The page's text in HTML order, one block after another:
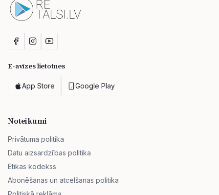
E-avīzes lietotnes
App Store Google Play
Noteikumi
Privātuma politika
Datu aizsardzības politika
Ētikas kodekss
Abonēšanas un atcelšanas politika